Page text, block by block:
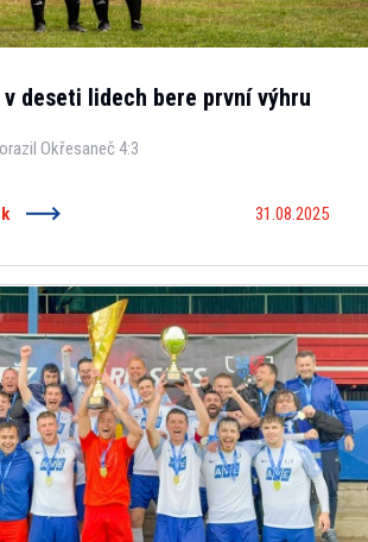
deseti lidech bere první výhru
Okřesaneč 4:3
31.08.2025